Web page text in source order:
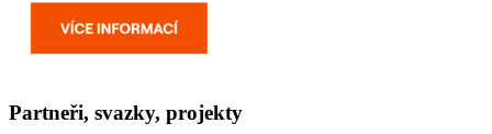
Partneři, svazky, projekty